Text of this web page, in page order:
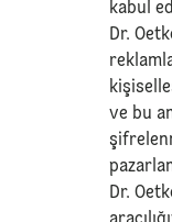
kabul
Dr.
ve bu
Dr.